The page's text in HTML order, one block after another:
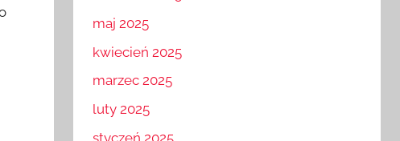
czerwiec 2025
maj 2025
kwiecień 2025
marzec 2025
luty 2025